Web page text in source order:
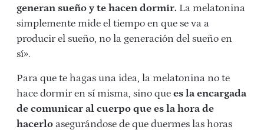
generan sueño y te hacen dormir. La melatonina
simplemente mide el tiempo en que se va a
producir el sueño, no la generación del sueño en
sí».
Para que te hagas una idea, la melatonina no te
hace dormir en sí misma, sino que es la encargada
de comunicar al cuerpo que es la hora de
hacerlo asegurándose de que duermes las horas